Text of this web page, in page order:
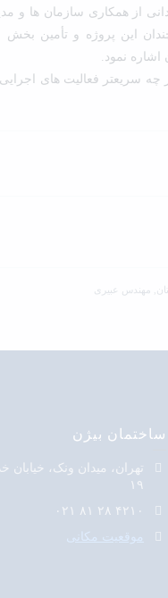
از همکاری سازمان ها و
این پروژه و تأمین بخش
اشاره نمود.
چه سریعتر فعالیت های
مهندس عبیری
ساختمان بیژن
تهران، میدان ونک، خیابان
۱۹
۴۲۱۰ ۲۸ ۸۱ ۰۲۱
موقعیت مکانی